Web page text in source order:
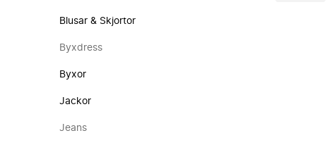
Blusar & Skjortor
Byxdress
Byxor
Jackor
Jeans